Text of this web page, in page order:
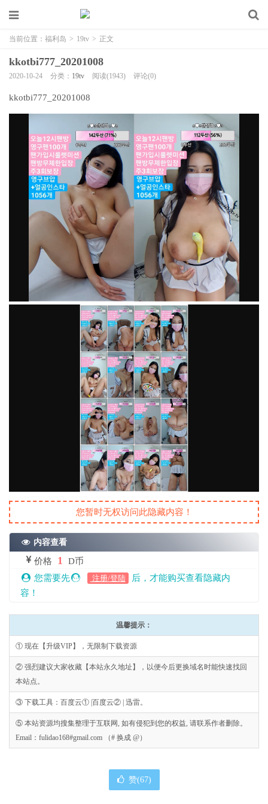
当前位置： 福利岛 > 19tv > 正文
kkotbi777_20201008
2020-10-24 分类： 19tv 阅读(1943) 评论(0)
kkotbi777_20201008
您暂时无权访问此隐藏内容！
内容查看
价格 1
D币
您需要先
注册/登陆
后，才能购买查看隐藏内
容！
温馨提示：
① 现在【升级VIP】，无限制下载资源
② 强烈建议大家收藏【本站永久地址】，以便今后更换域名时能快速找回
本站点。
③ 下载工具：百度云① |百度云② | 迅雷。
⑤ 本站资源均搜集整理于互联网, 如有侵犯到您的权益, 请联系作者删除。
Email：fulidao168#gmail.com （# 换成 @）
赞(67)